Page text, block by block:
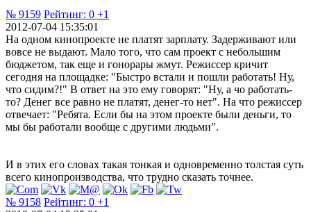
№ 9159 Рейтинг: 0 +1
2012-07-04 15:35:01
На одном кинопроекте не платят зарплату. Задерживают или
вовсе не выдают. Мало того, что сам проект с небольшим
бюджетом, так еще и гонорары жмут. Режиссер кричит
сегодня на площадке: "Быстро встали и пошли работать! Ну,
что сидим?!" В ответ на это ему говорят: "Ну, а чо работать-
то? Денег все равно не платят, денег-то нет". На что режиссер
отвечает: "Ребята. Если бы на этом проекте были деньги, то
мы бы работали вообще с другими людьми".
И в этих его словах такая тонкая и одновременно толстая суть
всего кинопроизводства, что трудно сказать точнее.
№ 9158 Рейтинг: 0 +1